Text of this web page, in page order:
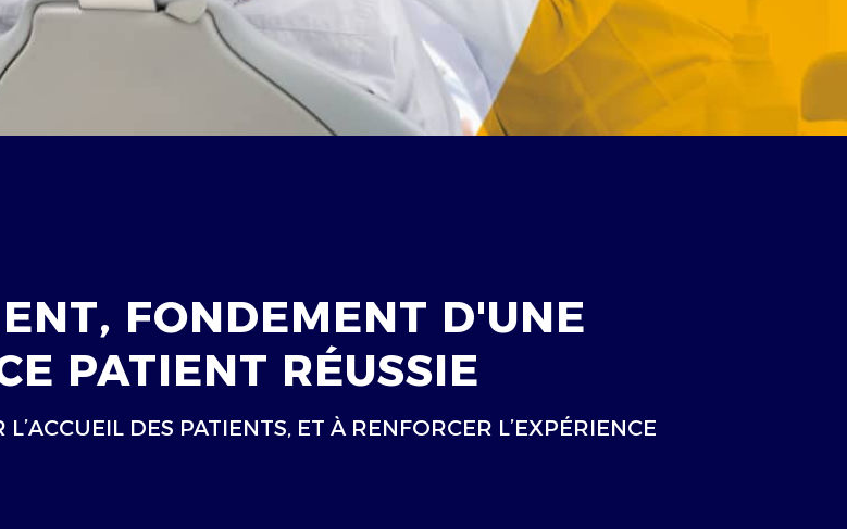
FONDEMENT D'UNE
PATIENT RÉUSSIE
DES PATIENTS, ET À RENFORCER L’EXPÉRIENCE